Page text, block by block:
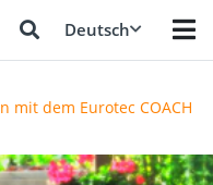
Deutsch
mit dem Eurotec COACH